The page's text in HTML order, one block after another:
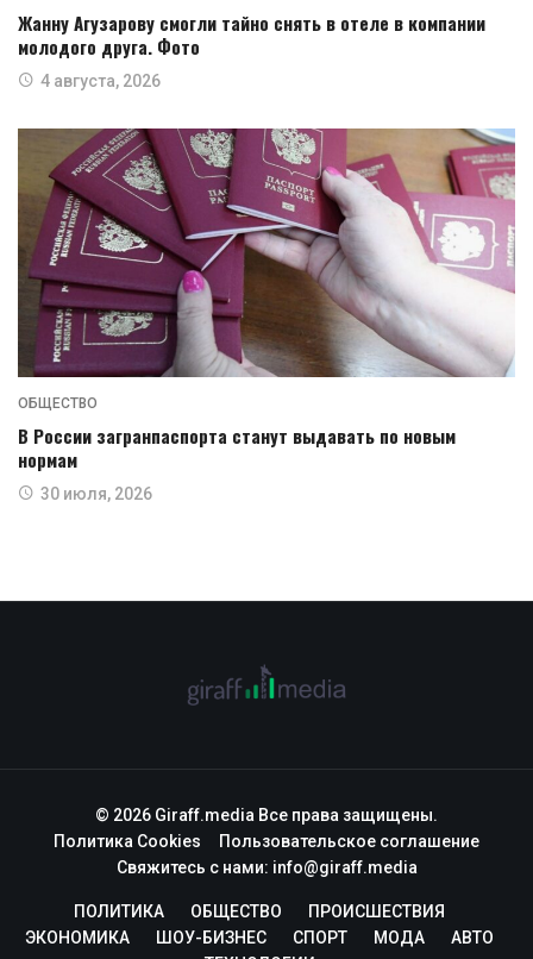
Жанну Агузарову смогли тайно снять в отеле в компании
молодого друга. Фото
4 августа, 2026
ОБЩЕСТВО
В России загранпаспорта станут выдавать по новым
нормам
30 июля, 2026
© 2026 Giraff.media Все права защищены.
Политика Cookies
Пользовательское соглашение
Свяжитесь с нами: info@giraff.media
ПОЛИТИКА ОБЩЕСТВО
ПРОИСШЕСТВИЯ
ЭКОНОМИКА
ШОУ-БИЗНЕС СПОРТ МОДА
АВТО